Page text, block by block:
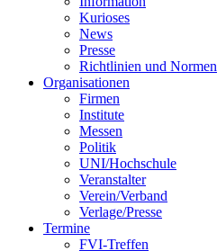
Kurioses
News
Presse
Richtlinien und Normen
Organisationen
Firmen
Institute
Messen
Politik
UNI/Hochschule
Veranstalter
Verein/Verband
Verlage/Presse
Termine
FVI-Treffen